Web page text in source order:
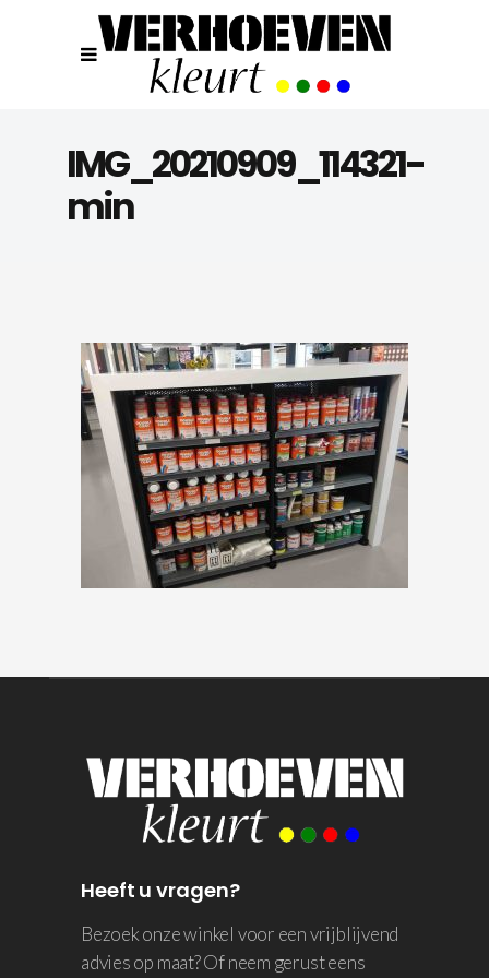
IMG_20210909_114321-
min
Heeft u vragen?
Bezoek onze winkel voor een vrijblijvend
advies op maat? Of neem gerust eens